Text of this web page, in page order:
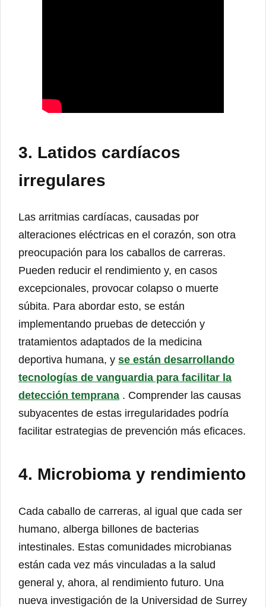
3. Latidos cardíacos
irregulares
Las arritmias cardíacas, causadas por
alteraciones eléctricas en el corazón, son otra
preocupación para los caballos de carreras.
Pueden reducir el rendimiento y, en casos
excepcionales, provocar colapso o muerte
súbita. Para abordar esto, se están
implementando pruebas de detección y
tratamientos adaptados de la medicina
deportiva humana, y se están desarrollando
tecnologías de vanguardia para facilitar la
detección temprana . Comprender las causas
subyacentes de estas irregularidades podría
facilitar estrategias de prevención más eficaces.
4. Microbioma y rendimiento
Cada caballo de carreras, al igual que cada ser
humano, alberga billones de bacterias
intestinales. Estas comunidades microbianas
están cada vez más vinculadas a la salud
general y, ahora, al rendimiento futuro. Una
nueva investigación de la Universidad de Surrey